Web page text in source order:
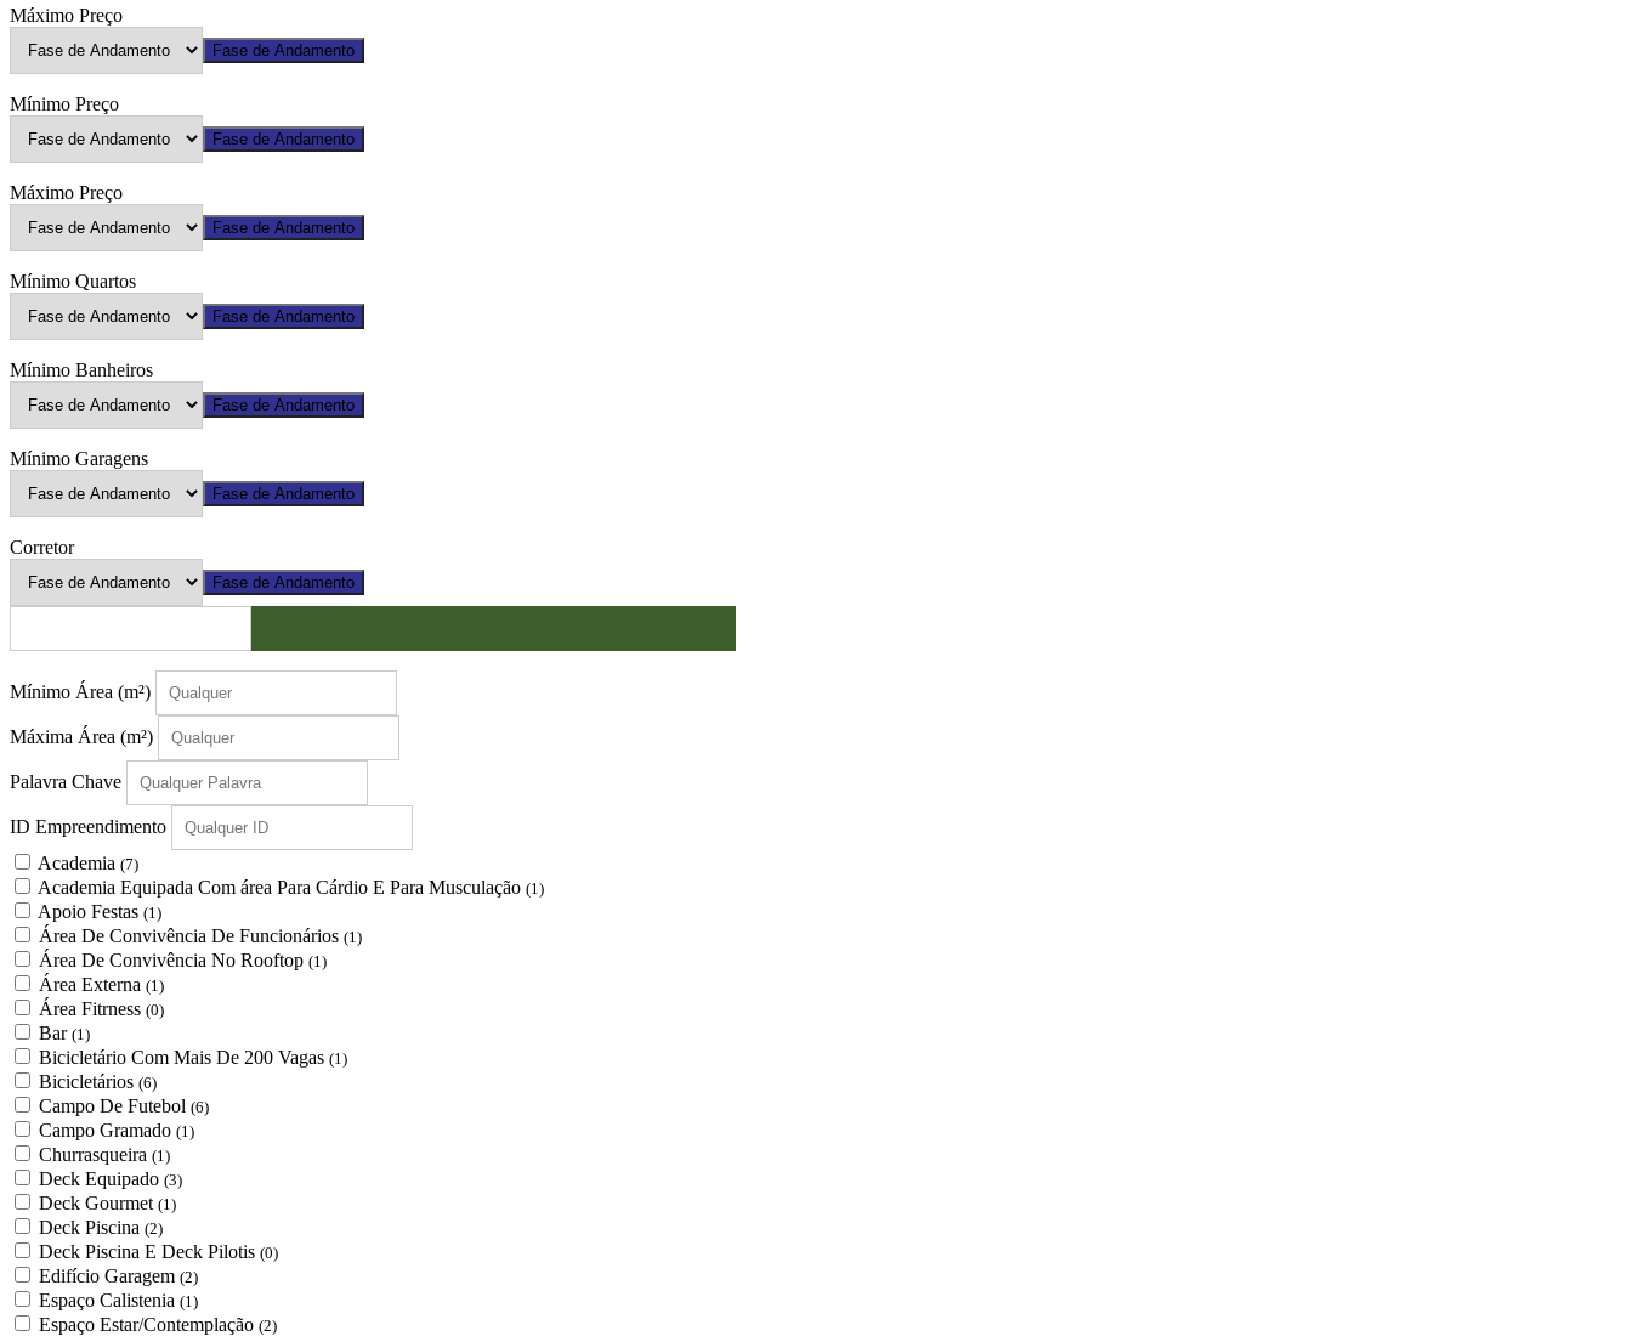
Máximo Preço
Fase de Andamento
Mínimo Preço
Fase de Andamento
Máximo Preço
Fase de Andamento
Mínimo Quartos
Fase de Andamento
Mínimo Banheiros
Fase de Andamento
Mínimo Garagens
Fase de Andamento
Corretor
Fase de Andamento
Mínimo Área (m²)
Máxima Área (m²)
Palavra Chave
ID Empreendimento
Academia (7)
Academia Equipada Com área Para Cárdio E Para Musculação (1)
Apoio Festas (1)
Área De Convivência De Funcionários (1)
Área De Convivência No Rooftop (1)
Área Externa (1)
Área Fitrness (0)
Bar (1)
Bicicletário Com Mais De 200 Vagas (1)
Bicicletários (6)
Campo De Futebol (6)
Campo Gramado (1)
Churrasqueira (1)
Deck Equipado (3)
Deck Gourmet (1)
Deck Piscina (2)
Deck Piscina E Deck Pilotis (0)
Edifício Garagem (2)
Espaço Calistenia (1)
Espaço Estar/Contemplação (2)